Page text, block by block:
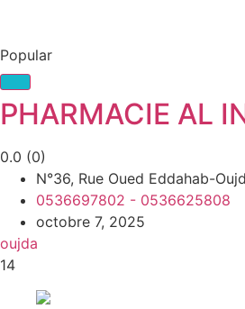
Popular
PHARMACIE AL
0.0 (0)
N°36, Rue Oued Eddahab-
0536697802 - 0536625808
octobre 7, 2025
oujda
14